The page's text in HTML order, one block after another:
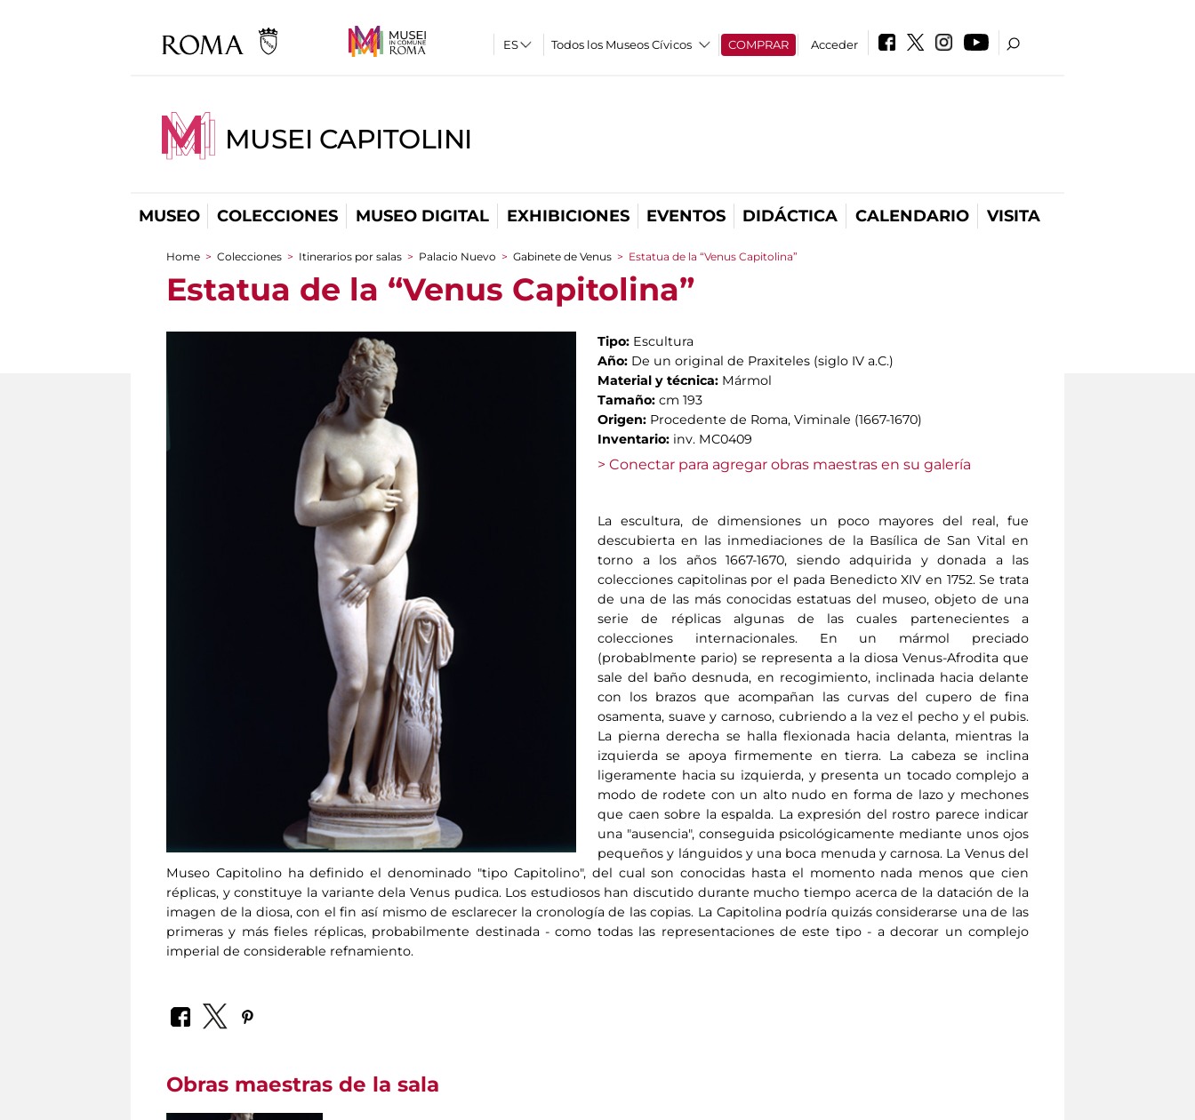
Todos los Museos Cívicos COMPRAR Acceder
MUSEI CAPITOLINI
MUSEO COLECCIONES MUSEO DIGITAL EXHIBICIONES EVENTOS DIDÁCTICA CALENDARIO VISITA
You are here
Home > Colecciones > Itinerarios por salas > Palacio Nuevo > Gabinete de Venus > Estatua de la “Venus Capitolina”
Estatua de la “Venus Capitolina”
Tipo: Escultura
Año: De un original de Praxiteles (siglo IV a.C.)
Material y técnica: Mármol
Tamaño: cm 193
Origen: Procedente de Roma, Viminale (1667-1670)
Inventario: inv. MC0409
> Conectar para agregar obras maestras en su galería
La escultura, de dimensiones un poco mayores del real, fue
descubierta en las inmediaciones de la Basílica de San Vital en
torno a los años 1667-1670, siendo adquirida y donada a las
colecciones capitolinas por el pada Benedicto XIV en 1752. Se trata
de una de las más conocidas estatuas del museo, objeto de una
serie de réplicas algunas de las cuales partenecientes a
colecciones internacionales. En un mármol preciado
(probablmente pario) se representa a la diosa Venus-Afrodita que
sale del baño desnuda, en recogimiento, inclinada hacia delante
con los brazos que acompañan las curvas del cupero de fina
osamenta, suave y carnoso, cubriendo a la vez el pecho y el pubis.
La pierna derecha se halla flexionada hacia delanta, mientras la
izquierda se apoya firmemente en tierra. La cabeza se inclina
ligeramente hacia su izquierda, y presenta un tocado complejo a
modo de rodete con un alto nudo en forma de lazo y mechones
que caen sobre la espalda. La expresión del rostro parece indicar
una "ausencia", conseguida psicológicamente mediante unos ojos
pequeños y lánguidos y una boca menuda y carnosa. La Venus del
Museo Capitolino ha definido el denominado "tipo Capitolino", del cual son conocidas hasta el momento nada menos que cien
réplicas, y constituye la variante dela Venus pudica. Los estudiosos han discutido durante mucho tiempo acerca de la datación de la
imagen de la diosa, con el fin así mismo de esclarecer la cronología de las copias. La Capitolina podría quizás considerarse una de las
primeras y más fieles réplicas, probabilmente destinada - como todas las representaciones de este tipo - a decorar un complejo
imperial de considerable refnamiento.
Obras maestras de la sala